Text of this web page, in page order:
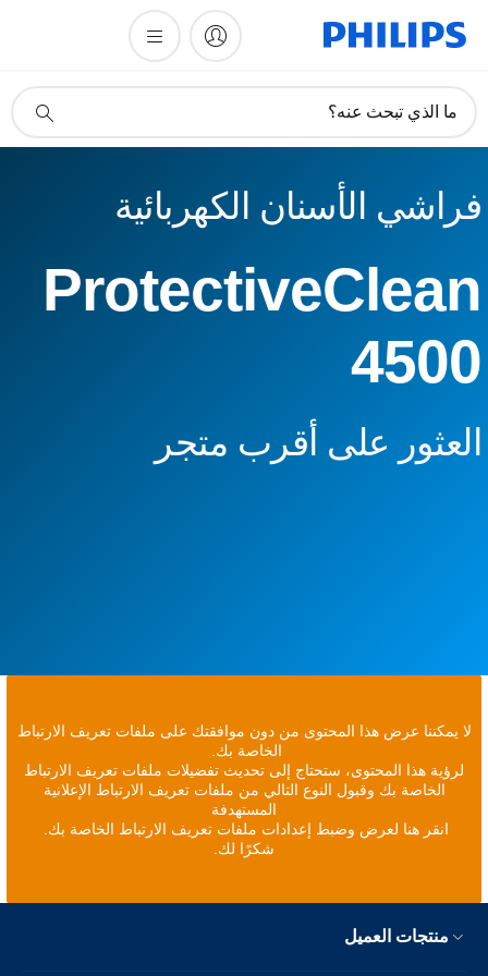
دعم
ما الذي تبحث عنه؟
فراشي الأسنان الكهربائية
ProtectiveClean
4500
العثور على أقرب متجر
لا يمكننا عرض هذا المحتوى من دون موافقتك على ملفات تعريف الارتباط
الخاصة بك.
لرؤية هذا المحتوى، ستحتاج إلى تحديث تفضيلات ملفات تعريف الارتباط
الخاصة بك وقبول النوع التالي من ملفات تعريف الارتباط الإعلانية
المستهدفة
انقر هنا لعرض وضبط إعدادات ملفات تعريف الارتباط الخاصة بك.
شكرًا لك.
منتجات العميل